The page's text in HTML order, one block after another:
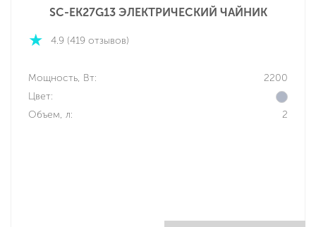
SC-EK27G13 ЭЛЕКТРИЧЕСКИЙ ЧАЙНИК
4.9 (419 отзывов)
Мощность, Вт:
2200
Цвет:
Объем, л:
2